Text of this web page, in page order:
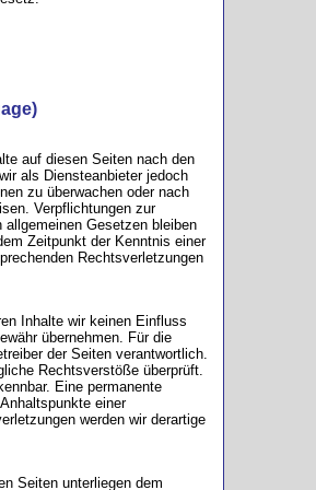
auf diesen Seiten nach den
als Diensteanbieter jedoch
zu überwachen oder nach
Verpflichtungen zur
allgemeinen Gesetzen bleiben
Zeitpunkt der Kenntnis einer
Rechtsverletzungen
Inhalte wir keinen Einfluss
übernehmen. Für die
der Seiten verantwortlich.
Rechtsverstöße überprüft.
Eine permanente
einer
werden wir derartige
Seiten unterliegen dem